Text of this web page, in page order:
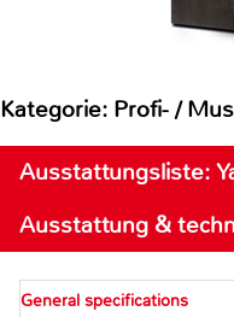
Kategorie: Profi- /
Ausstattungsliste:
Ausstattung &
General specifications